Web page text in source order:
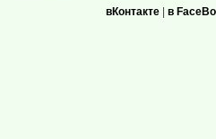
вКонтакте в